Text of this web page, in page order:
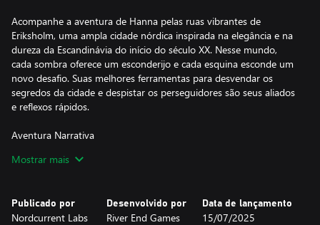
Acompanhe a aventura de Hanna pelas ruas vibrantes de
Eriksholm, uma ampla cidade nórdica inspirada na elegância e na
dureza da Escandinávia do início do século XX. Nesse mundo,
cada sombra oferece um esconderijo e cada esquina esconde um
novo desafio. Suas melhores ferramentas para desvendar os
segredos da cidade e despistar os perseguidores são seus aliados
e reflexos rápidos.
Aventura Narrativa
irmão e desvendar o mistério por trás do desaparecimento dele.
família.
Mostrar mais
Publicado por
Nordcurrent Labs
Desenvolvido por
River End Games
Data de lançamento
15/07/2025